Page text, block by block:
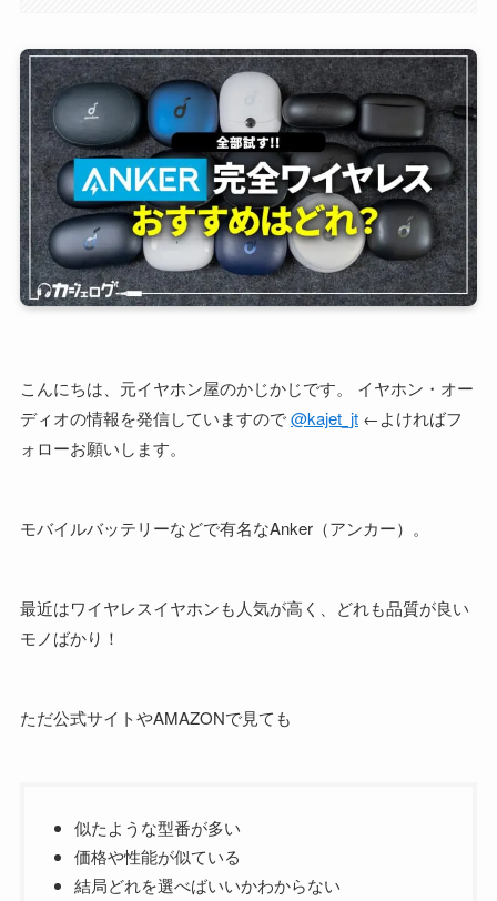
こんにちは、元イヤホン屋のかじかじです。 イヤホン・オー
ディオの情報を発信していますので@kajet_jt←よければフ
ォローお願いします。
モバイルバッテリーなどで有名なAnker（アンカー）。
最近はワイヤレスイヤホンも人気が高く、どれも品質が良い
モノばかり！
ただ公式サイトやAMAZONで見ても
似たような型番が多い
価格や性能が似ている
結局どれを選べばいいかわからない